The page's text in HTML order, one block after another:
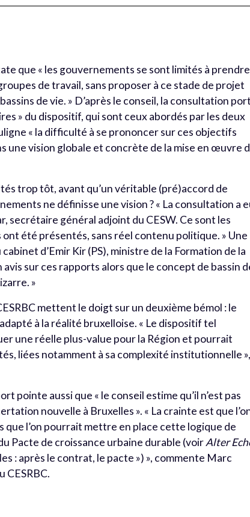
que « les gouvernements se sont limités à prendre
de travail, sans proposer à ce stade de projet
de vie. » D’après le conseil, la consultation
» du dispositif, qui sont ceux abordés par les deux
« la difficulté à se prononcer sur ces objectifs
une vision globale et concrète de la mise en œuvre
trop tôt, avant qu’un véritable (pré)accord de
ne définisse une vision ? « La consultation a
secrétaire général adjoint du CESW. Ce sont les
été présentés, sans réel contenu politique. » Une
d’Emir Kir (PS), ministre de la Formation de la
avis sur ces rapports alors que le concept de bassin
»
mettent le doigt sur un deuxième bémol : le
à la réalité bruxelloise. « Le dispositif tel
une réelle plus-value pour la Région et pourrait
liées notamment à sa complexité institutionnelle
pointe aussi que « le conseil estime qu’il n’est pas
nouvelle à Bruxelles ». « La crainte est que
que l’on pourrait mettre en place cette logique de
Pacte de croissance urbaine durable (voirAlter
: après le contrat, le pacte ») », commente Marc
CESRBC.